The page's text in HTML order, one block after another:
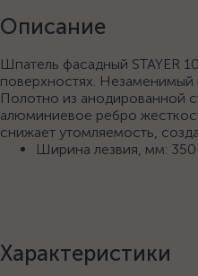
Описание
Шпатель фасадный STAYER
поверхностях. Незаменимый
Полотно из анодированной
алюминиевое ребро
снижает утомляемость,
Ширина лезвия, мм: 350
Характеристики